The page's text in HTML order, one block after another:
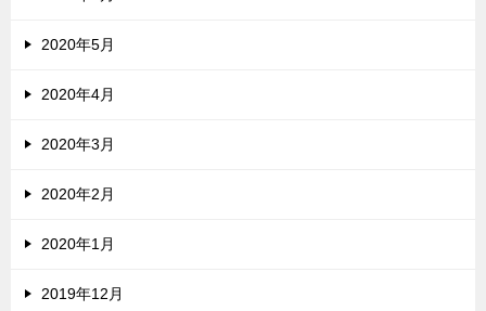
2020年5月
2020年4月
2020年3月
2020年2月
2020年1月
2019年12月